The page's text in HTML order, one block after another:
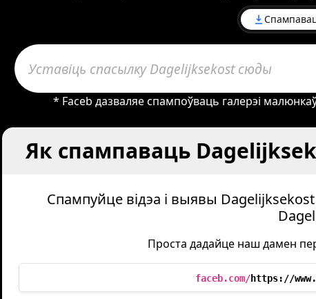
* Faceb дазваляе спампоўваць галерэі
Як спампаваць
Спампуйце відэа і выявы
Проста дадайце наш дамен
faceb.com/https://